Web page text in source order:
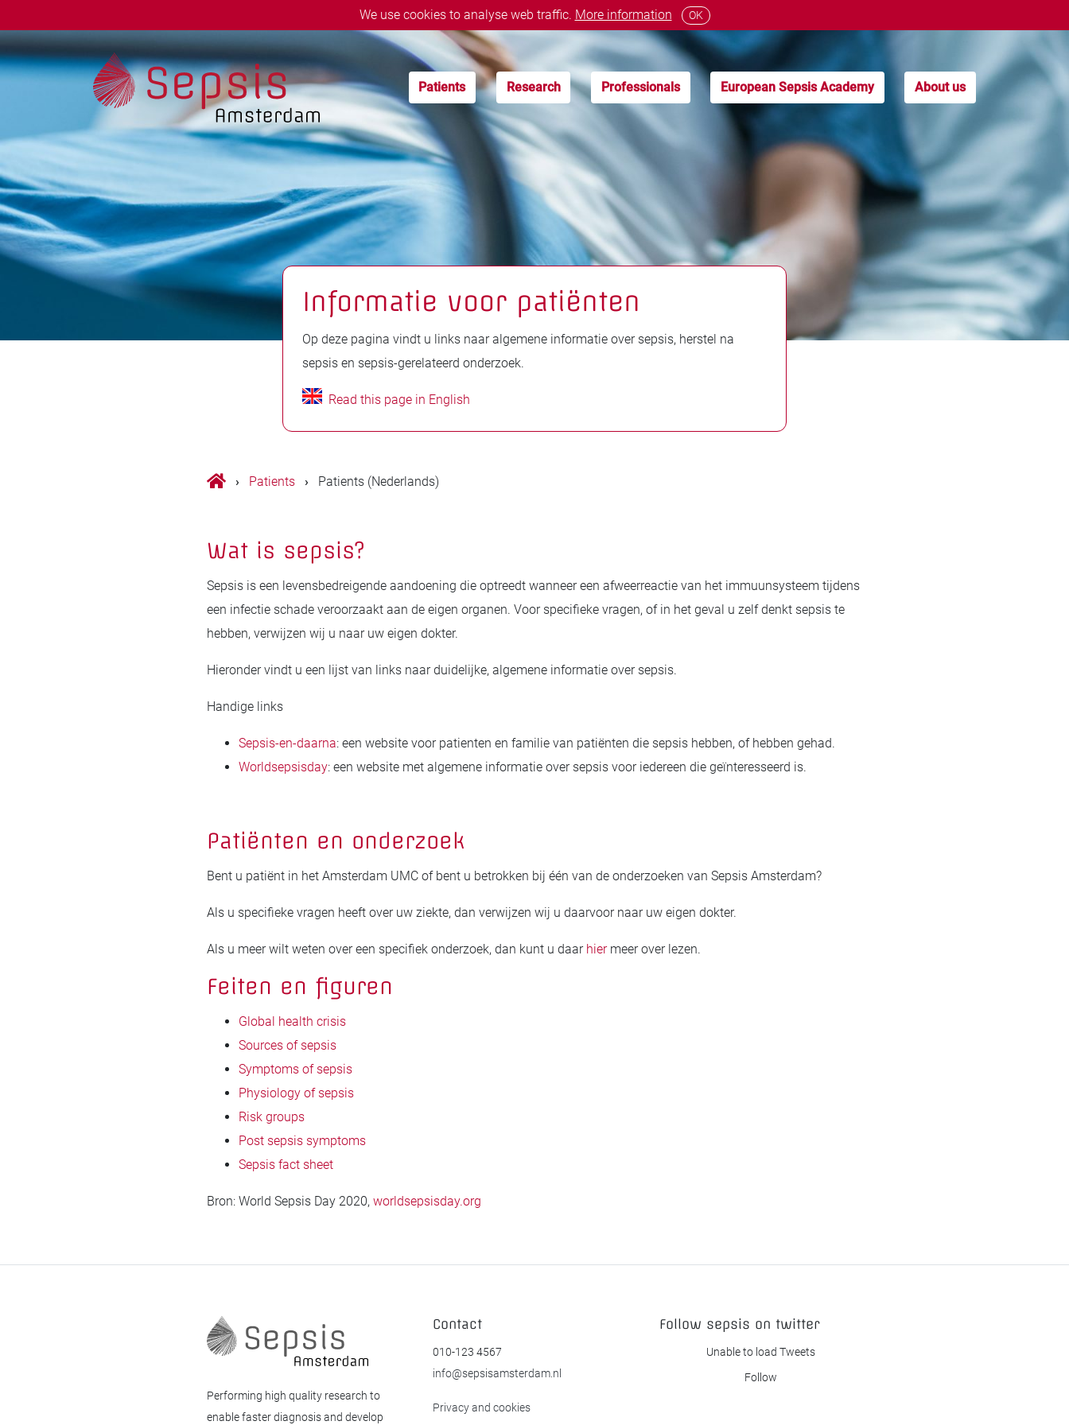
We use cookies to analyse web traffic. More information OK
Patients Research Professionals European Sepsis Academy About us
Informatie voor patiënten
Op deze pagina vindt u links naar algemene informatie over sepsis, herstel na
sepsis en sepsis-gerelateerd onderzoek.
Read this page in English
› Patients › Patients (Nederlands)
Wat is sepsis?
Sepsis is een levensbedreigende aandoening die optreedt wanneer een afweerreactie van het immuunsysteem tijdens
een infectie schade veroorzaakt aan de eigen organen. Voor specifieke vragen, of in het geval u zelf denkt sepsis te
hebben, verwijzen wij u naar uw eigen dokter.
Hieronder vindt u een lijst van links naar duidelijke, algemene informatie over sepsis.
Handige links
Sepsis-en-daarna: een website voor patienten en familie van patiënten die sepsis hebben, of hebben gehad.
Worldsepsisday: een website met algemene informatie over sepsis voor iedereen die geïnteresseerd is.
Patiënten en onderzoek
Bent u patiënt in het Amsterdam UMC of bent u betrokken bij één van de onderzoeken van Sepsis Amsterdam?
Als u specifieke vragen heeft over uw ziekte, dan verwijzen wij u daarvoor naar uw eigen dokter.
Als u meer wilt weten over een specifiek onderzoek, dan kunt u daar hiermeer over lezen.
Feiten en figuren
Global health crisis
Sources of sepsis
Symptoms of sepsis
Physiology of sepsis
Risk groups
Post sepsis symptoms
Sepsis fact sheet
Bron: World Sepsis Day 2020, worldsepsisday.org
Performing high quality research to
enable faster diagnosis and develop
Contact
010-123 4567
info@sepsisamsterdam.nl
Privacy and cookies
Follow sepsis on twitter
Unable to load Tweets
Follow